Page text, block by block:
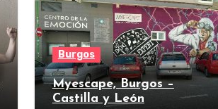
Burgos
Myescape, Burgos –
Castilla y León